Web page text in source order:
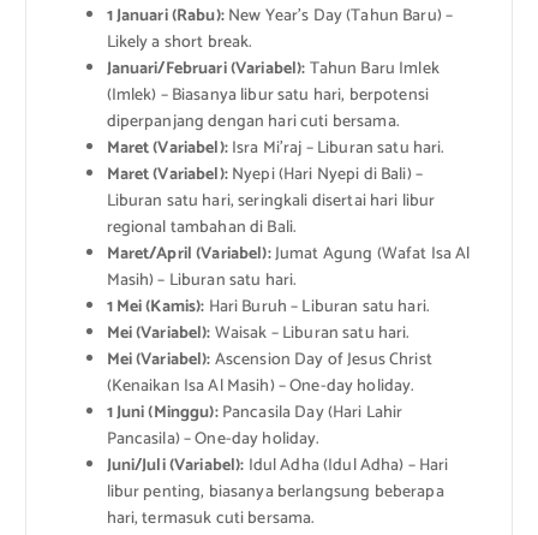
1 Januari (Rabu):New Year’s Day (Tahun Baru) –
Likely a short break.
Januari/Februari (Variabel):Tahun Baru Imlek
(Imlek) – Biasanya libur satu hari, berpotensi
diperpanjang dengan hari cuti bersama.
Maret (Variabel):Isra Mi’raj – Liburan satu hari.
Maret (Variabel):Nyepi (Hari Nyepi di Bali) –
Liburan satu hari, seringkali disertai hari libur
regional tambahan di Bali.
Maret/April (Variabel):Jumat Agung (Wafat Isa Al
Masih) – Liburan satu hari.
1 Mei (Kamis): Hari Buruh – Liburan satu hari.
Mei (Variabel):Waisak – Liburan satu hari.
Mei (Variabel):Ascension Day of Jesus Christ
(Kenaikan Isa Al Masih) – One-day holiday.
1 Juni (Minggu):Pancasila Day (Hari Lahir
Pancasila) – One-day holiday.
Juni/Juli (Variabel): Idul Adha (Idul Adha) – Hari
libur penting, biasanya berlangsung beberapa
hari, termasuk cuti bersama.